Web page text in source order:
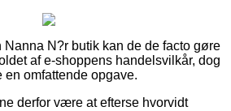
Nanna N?r butik kan de de facto gøre
af e-shoppens handelsvilkår, dog
omfattende opgave.
derfor være at efterse hvorvidt